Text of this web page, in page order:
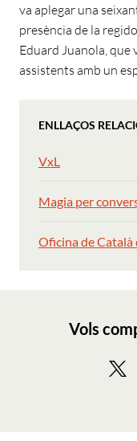
va aplegar una
presència de la
Eduard Juanola, que
assistents amb un
ENLLAÇOS
VxL
Magia per
Oficina de Català
Vols